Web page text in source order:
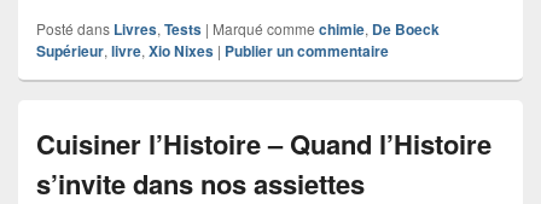
Posté dans Livres, Tests | Marqué comme chimie, De Boeck
Supérieur, livre, Xio Nixes | Publier un commentaire
Cuisiner l’Histoire – Quand l’Histoire
s’invite dans nos assiettes